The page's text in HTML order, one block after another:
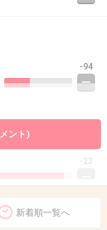
-94
ント)
新着順一覧へ